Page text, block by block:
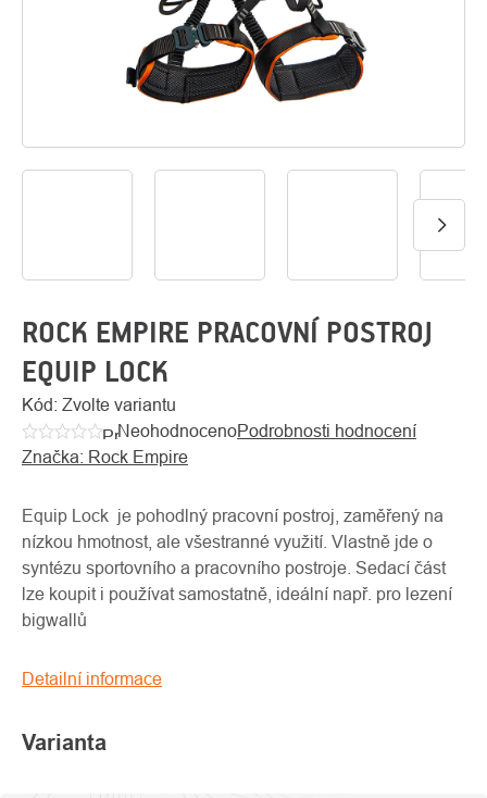
O
ROCK EMPIRE PRACOVNÍ POSTROJ
EQUIP LOCK
Kód: Zvolte variantu
Průměrné
hodnocení
je
0,0
z
5
NeohodnocenoPodrobnosti hodnocení
Značka: Rock Empire
Varianta
Equip Lock je pohodlný pracovní postroj, zaměřený na
nízkou hmotnost, ale všestranné využití. Vlastně jde o
syntézu sportovního a pracovního postroje. Sedací část
lze koupit i používat samostatně, ideální např. pro lezení
bigwallů
Detailní informace